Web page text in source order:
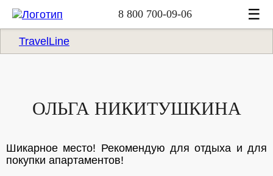
8 800 700-09-06 ☰
TravelLine
ОЛЬГА НИКИТУШКИНА
Шикарное место! Рекомендую для отдыха и для
покупки апартаментов!